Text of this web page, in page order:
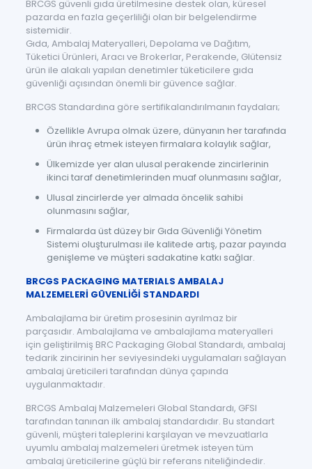
BRCGS güvenli gıda üretilmesine destek olan, küresel
pazarda en fazla geçerliliği olan bir belgelendirme
sistemidir.
Gıda, Ambalaj Materyalleri, Depolama ve Dağıtım,
Tüketici Ürünleri, Aracı ve Brokerlar, Perakende, Glütensiz
ürün ile alakalı yapılan denetimler tüketicilere gıda
güvenliği açısından önemli bir güvence sağlar.
BRCGS Standardına göre sertifikalandırılmanın faydaları;
Özellikle Avrupa olmak üzere, dünyanın her tarafında
ürün ihraç etmek isteyen firmalara kolaylık sağlar,
Ülkemizde yer alan ulusal perakende zincirlerinin
ikinci taraf denetimlerinden muaf olunmasını sağlar,
Ulusal zincirlerde yer almada öncelik sahibi
olunmasını sağlar,
Firmalarda üst düzey bir Gıda Güvenliği Yönetim
Sistemi oluşturulması ile kalitede artış, pazar payında
genişleme ve müşteri sadakatine katkı sağlar.
BRCGS PACKAGING MATERIALS AMBALAJ
MALZEMELERİ GÜVENLİĞİ STANDARDI
Ambalajlama bir üretim prosesinin ayrılmaz bir
parçasıdır. Ambalajlama ve ambalajlama materyalleri
için geliştirilmiş BRC Packaging Global Standardı, ambalaj
tedarik zincirinin her seviyesindeki uygulamaları sağlayan
ambalaj üreticileri tarafından dünya çapında
uygulanmaktadır.
BRCGS Ambalaj Malzemeleri Global Standardı, GFSI
tarafından tanınan ilk ambalaj standardıdır. Bu standart
güvenli, müşteri taleplerini karşılayan ve mevzuatlarla
uyumlu ambalaj malzemeleri üretmek isteyen tüm
ambalaj üreticilerine güçlü bir referans niteliğindedir.